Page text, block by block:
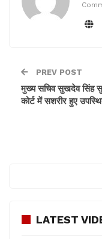
उपस्थितPREV POST
मुख्य सचिव सुखदेव सिंह
कोर्ट में सशरीर हुए
LATEST